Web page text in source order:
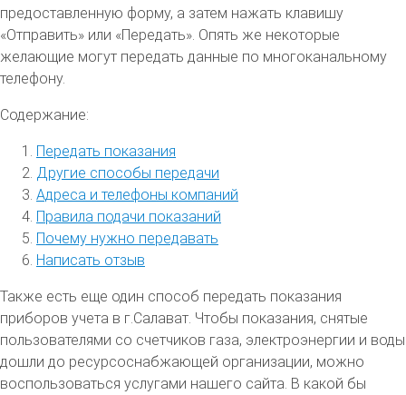
предоставленную форму, а затем нажать клавишу
«Отправить» или «Передать». Опять же некоторые
желающие могут передать данные по многоканальному
телефону.
Содержание:
Передать показания
Другие способы передачи
Адреса и телефоны компаний
Правила подачи показаний
Почему нужно передавать
Написать отзыв
Также есть еще один способ передать показания
приборов учета в г.Салават. Чтобы показания, снятые
пользователями со счетчиков газа, электроэнергии и воды
дошли до ресурсоснабжающей организации, можно
воспользоваться услугами нашего сайта. В какой бы